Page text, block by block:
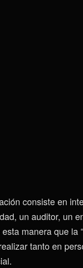
consiste en
un auditor, un
manera que la
tanto en